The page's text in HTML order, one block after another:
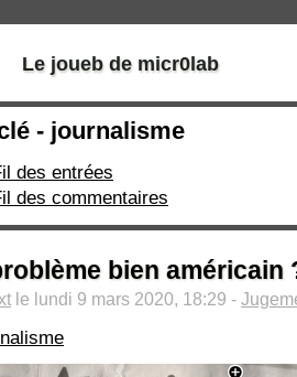
Le joueb de micr0lab
- journalisme
des entrées
des commentaires
bien américain
le lundi 9 mars 2020, 18:29 -